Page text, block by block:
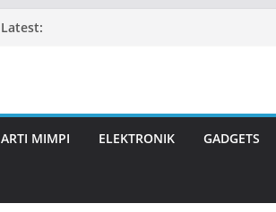
Latest:
ARTI MIMPI ELEKTRONIK GADGETS